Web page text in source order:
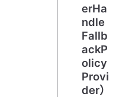
erHa
ndle
Fallb
ackP
olicy
Provi
der）